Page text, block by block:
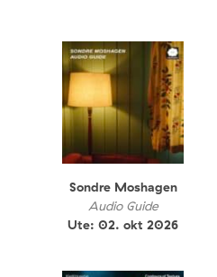
Sondre Moshagen
Audio Guide
Ute: 02. okt 2026